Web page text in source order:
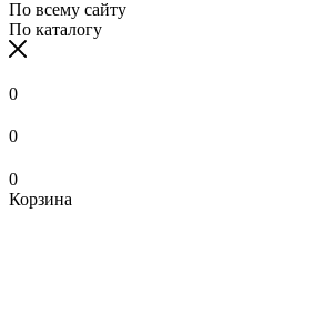
По всему сайту
По каталогу
0
0
0
Корзина